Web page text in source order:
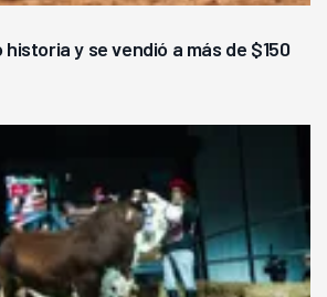
historia y se vendió a más de $150